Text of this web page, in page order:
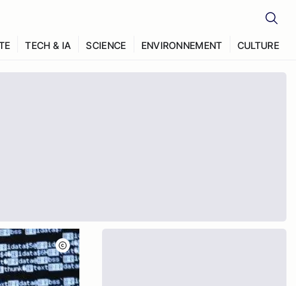
TECH & IA SCIENCE ENVIRONNEMENT CULTURE